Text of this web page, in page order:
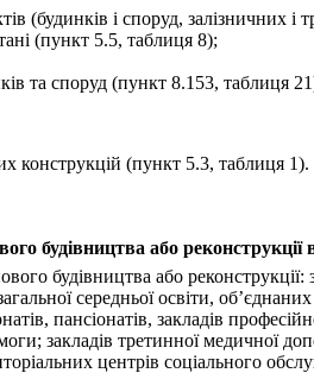
і споруд, залізничних і
(пункт 5.5, таблиця 8);
та споруд (пункт 8.153, таблиця
конструкцій (пункт 5.3, таблиця 1).
будівництва або
будівництва або реконструкції:
середньої освіти,
пансіонатів, закладів
закладів третинної медичної
центрів соціального